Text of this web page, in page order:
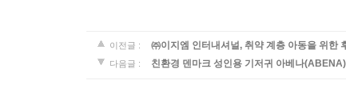
이전글 : ㈜이지엠 인터내셔널, 취약 계층 아동을 위한
다음글 : 친환경 덴마크 성인용 기저귀 아베나